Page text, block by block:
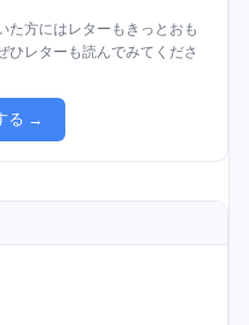
た方にはレターもきっとおも
ひレターも読んでみてくださ
る →